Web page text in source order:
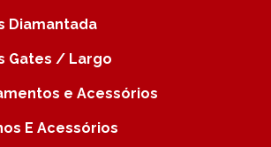
Diamantada
Gates / Largo
e Acessórios
E Acessórios